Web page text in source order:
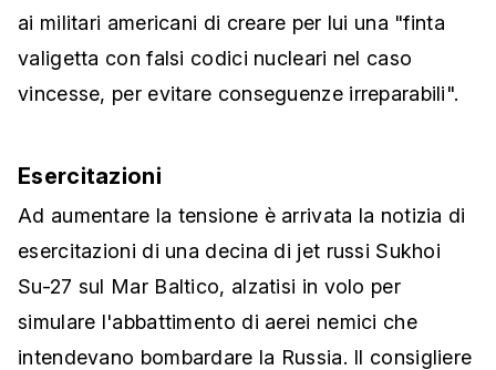
ai militari americani di creare per lui una "finta
valigetta con falsi codici nucleari nel caso
vincesse, per evitare conseguenze irreparabili".
Esercitazioni
Ad aumentare la tensione è arrivata la notizia di
esercitazioni di una decina di jet russi Sukhoi
Su-27 sul Mar Baltico, alzatisi in volo per
simulare l'abbattimento di aerei nemici che
intendevano bombardare la Russia. Il consigliere